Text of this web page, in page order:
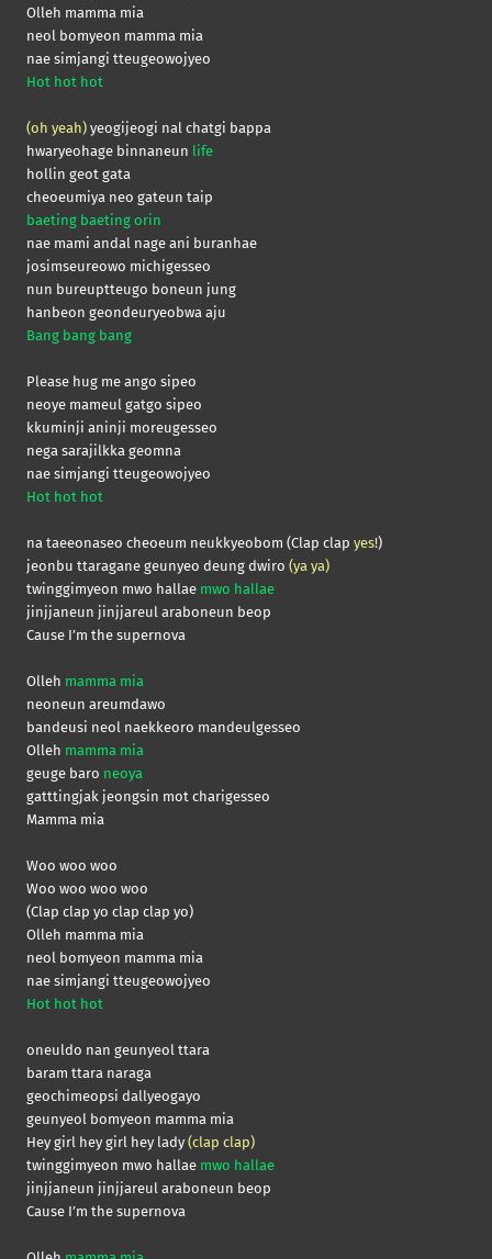
Olleh mamma mia
neol bomyeon mamma mia
nae simjangi tteugeowojyeo
Hot hot hot
(oh yeah) yeogijeogi nal chatgi bappa
hwaryeohage binnaneun life
hollin geot gata
cheoeumiya neo gateun taip
baeting baeting orin
nae mami andal nage ani buranhae
josimseureowo michigesseo
nun bureuptteugo boneun jung
hanbeon geondeuryeobwa aju
Bang bang bang
Please hug me ango sipeo
neoye mameul gatgo sipeo
kkuminji aninji moreugesseo
nega sarajilkka geomna
nae simjangi tteugeowojyeo
Hot hot hot
na taeeonaseo cheoeum neukkyeobom (Clap clap yes!)
jeonbu ttaragane geunyeo deung dwiro (ya ya)
twinggimyeon mwo hallae mwo hallae
jinjjaneun jinjjareul araboneun beop
Cause I’m the supernova
Olleh mamma mia
neoneun areumdawo
bandeusi neol naekkeoro mandeulgesseo
Olleh mamma mia
geuge baro neoya
gatttingjak jeongsin mot charigesseo
Mamma mia
Woo woo woo
Woo woo woo woo
(Clap clap yo clap clap yo)
Olleh mamma mia
neol bomyeon mamma mia
nae simjangi tteugeowojyeo
Hot hot hot
oneuldo nan geunyeol ttara
baram ttara naraga
geochimeopsi dallyeogayo
geunyeol bomyeon mamma mia
Hey girl hey girl hey lady (clap clap)
twinggimyeon mwo hallae mwo hallae
jinjjaneun jinjjareul araboneun beop
Cause I’m the supernova